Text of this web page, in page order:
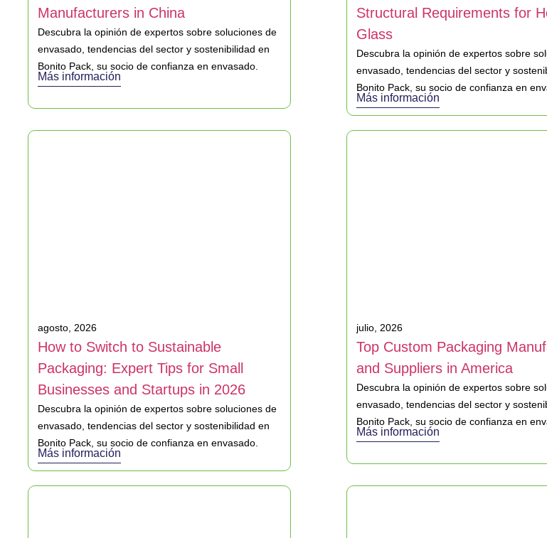
Manufacturers in China
Descubra la opinión de expertos sobre soluciones de
envasado, tendencias del sector y sostenibilidad en
Bonito Pack, su socio de confianza en envasado.
Más información
Structural Requirements for
Glass
Descubra la opinión de expertos sobre
envasado, tendencias del sector y
Bonito Pack, su socio de confianza en
Más información
agosto, 2026
How to Switch to Sustainable
Packaging: Expert Tips for Small
Businesses and Startups in 2026
Descubra la opinión de expertos sobre soluciones de
envasado, tendencias del sector y sostenibilidad en
Bonito Pack, su socio de confianza en envasado.
Más información
julio, 2026
Top Custom Packaging
and Suppliers in America
Descubra la opinión de expertos sobre
envasado, tendencias del sector y
Bonito Pack, su socio de confianza en
Más información